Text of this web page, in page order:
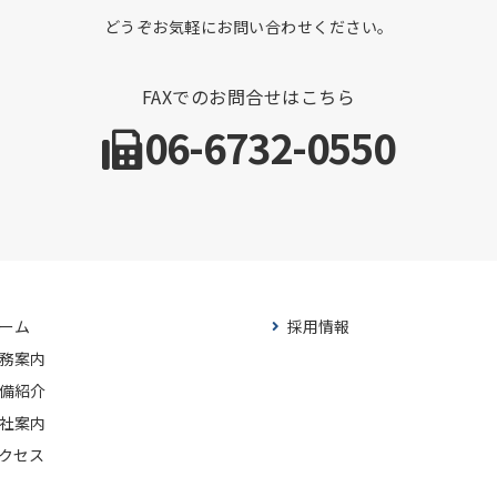
どうぞお気軽にお問い合わせください。
FAXでのお問合せはこちら
06-6732-0550
ム
案内
紹介
案内
セス
採用情報